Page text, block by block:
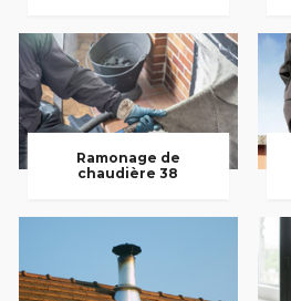
Ramonage de
chaudière 38